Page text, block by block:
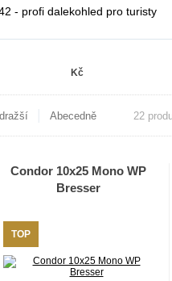
- profi dalekohled pro turisty
Kč
Abecedně 22
Condor 10x25 Mono WP
Bresser
TOP